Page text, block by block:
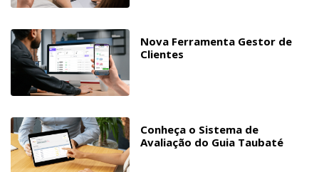
Nova Ferramenta Gestor de
Clientes
Conheça o Sistema de
Avaliação do Guia Taubaté